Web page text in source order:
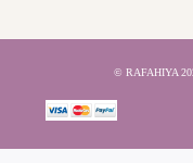
© RAFAHIYA